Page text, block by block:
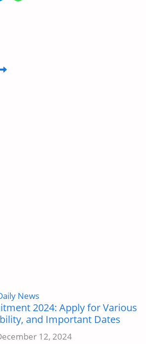
News
2024: Apply for Various
and Important Dates
12, 2024